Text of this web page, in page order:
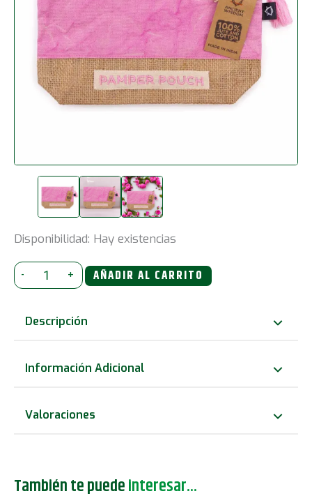
Disponibilidad: Hay existencias
-
Bolsa
de
Cuidado
Púrpura
a
+ AÑADIR AL CARRITO
Descripción
Información Adicional
Valoraciones
También te puedeinteresar...